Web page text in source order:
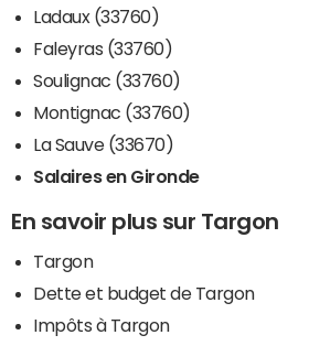
Ladaux (33760)
Faleyras (33760)
Soulignac (33760)
Montignac (33760)
La Sauve (33670)
Salaires en Gironde
En savoir plus sur Targon
Targon
Dette et budget de Targon
Impôts à Targon